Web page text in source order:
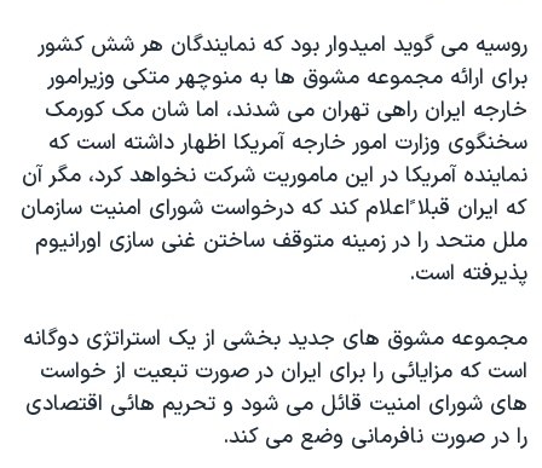
گالری عکس
آرشیو پخش زنده
اعتراضات زن، زندگی، آزادی
مجموعه مستندهای دادخواهی
تریبونال مردمی آبان ۹۸
دادگاه حمید نوری
چهل سال گروگان‌گیری
قانون شفافیت دارائی کادر رهبری ایران
اسرائیل در جنگ
نرگس محمدی برنده جایزه نوبل صلح
همایش محافظه‌کاران آمریکا «سی‌پک»
روسيه می گويد اميدوار بود که نمايندگان هر شش کشور
برای ارائه مجموعه مشوق ها به منوچهر متکی وزيرامور
خارجه ايران راهی تهران می شدند، اما شان مک کورمک
سخنگوی وزارت امور خارجه آمريکا اظهار داشته است که
نماينده آمريکا در اين ماموريت شرکت نخواهد کرد، مگر آن
که ايران قبلا ًاعلام کند که درخواست شورای امنيت سازمان
ملل متحد را در زمينه متوقف ساختن غنی سازی اورانيوم
پذيرفته است.
مجموعه مشوق های جديد بخشی از يک استراتژی دوگانه
است که مزايائی را برای ايران در صورت تبعيت از خواست
های شورای امنيت قائل می شود و تحريم هائی اقتصادی
را در صورت نافرمانی وضع می کند.